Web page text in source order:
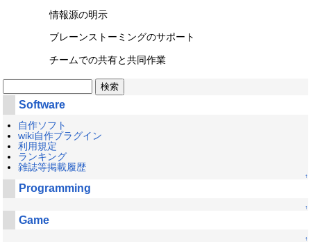
情報源の明示
ブレーンストーミングのサポート
チームでの共有と共同作業
Software
自作ソフト
wiki自作プラグイン
利用規定
ランキング
雑誌等掲載履歴
↑
Programming
↑
Game
↑